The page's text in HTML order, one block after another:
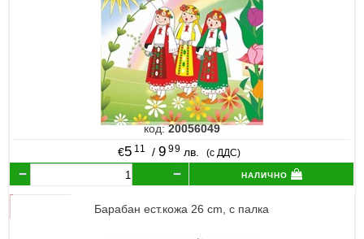
код:20056049
€5 11 /9 99 лв. (с ДДС)
налично
Барабан ест.кожа 26 cm, с палка